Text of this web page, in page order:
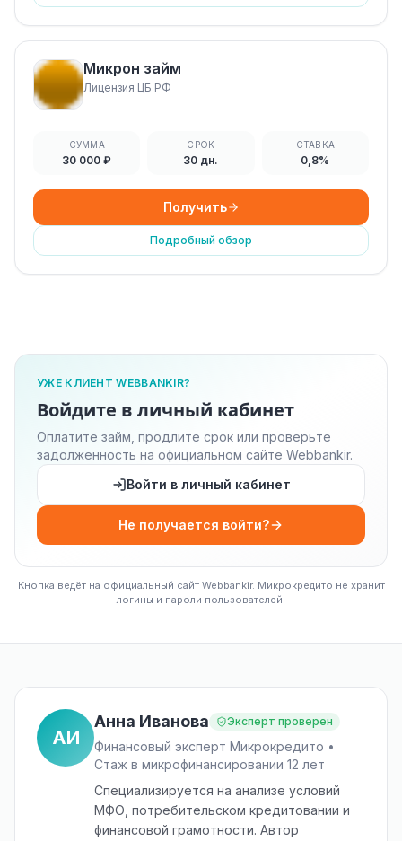
Микрон займ
Лицензия ЦБ РФ
СУММА
30 000 ₽
СРОК
30 дн.
СТАВКА
0,8%
Получить
Подробный обзор
УЖЕ КЛИЕНТ WEBBANKIR?
Войдите в личный кабинет
Оплатите займ, продлите срок или проверьте
задолженность на официальном сайте Webbankir.
Войти в личный кабинет
Не получается войти?
Кнопка ведёт на официальный сайт Webbankir. Микрокредито не хранит
логины и пароли пользователей.
АИ
Анна Иванова Эксперт проверен
Финансовый эксперт Микрокредито •
Стаж в микрофинансировании 12 лет
Специализируется на анализе условий
МФО, потребительском кредитовании и
финансовой грамотности. Автор